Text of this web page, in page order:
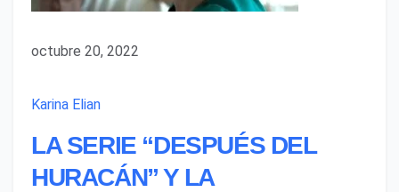
octubre 20, 2022
Karina Elian
LA SERIE “DESPUÉS DEL
HURACÁN” Y LA